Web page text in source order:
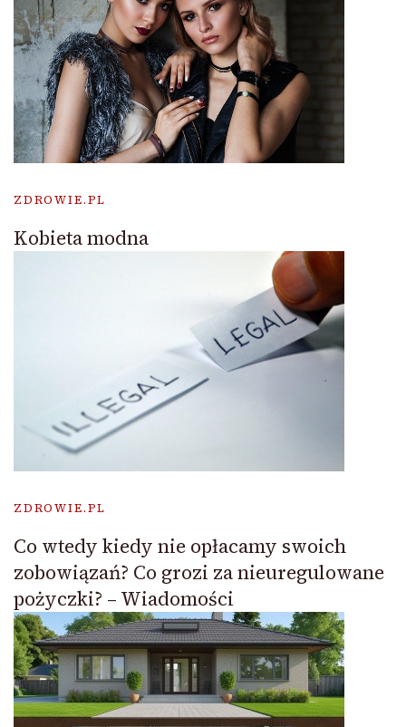
ZDROWIE.PL
Kobieta modna
ZDROWIE.PL
Co wtedy kiedy nie opłacamy swoich
zobowiązań? Co grozi za nieuregulowane
pożyczki? – Wiadomości